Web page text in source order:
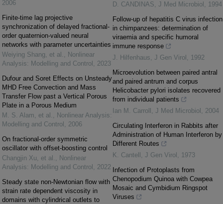
2006
Finite-time lag projective
synchronization of delayed fractional-
order quaternion-valued neural
networks with parameter uncertainties
Weiying Shang, et al. , Nonlinear
Analysis: Modelling and Control , 2023
Dufour and Soret Effects on Unsteady
MHD Free Convection and Mass
Transfer Flow past a Vertical Porous
Plate in a Porous Medium
M. S. Alam, et al. , Nonlinear Analysis:
Modelling and Control , 2006
On fractional-order symmetric
oscillator with offset-boosting control
Changjin Xu, et al. , Nonlinear
Analysis: Modelling and Control , 2022
Steady state non-Newtonian flow with
strain rate dependent viscosity in
domains with cylindrical outlets to
D. CANDINAS, J Med Microbiol , 1994
Follow-up of hepatitis C virus infection
in chimpanzees: determination of
viraemia and specific humoral
immune response
J. Hilfenhaus, J Gen Virol , 1992
Microevolution between paired antral
and paired antrum and corpus
Helicobacter pylori isolates recovered
from individual patients
Ian M. Carroll , J Med Microbiol , 2004
Circulating Interferon in Rabbits after
Administration of Human Interferon by
Different Routes
K. Cantell , J Gen Virol , 1973
Infection of Protoplasts from
Chenopodium Quinoa with Cowpea
Mosaic and Cymbidium Ringspot
Viruses